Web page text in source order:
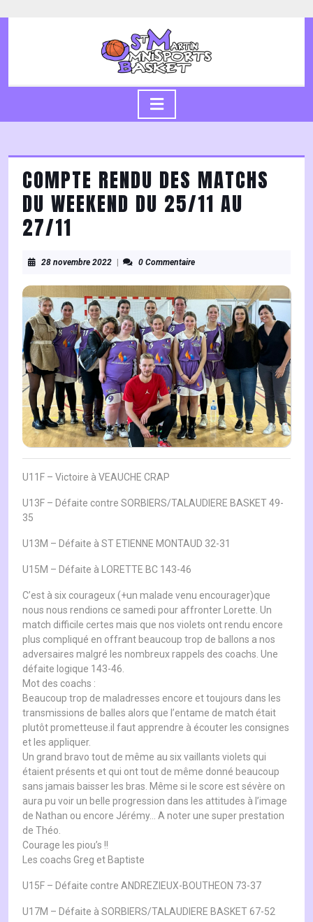
to
COMPTE RENDU DES MATCHS
DU WEEKEND DU 25/11 AU
27/11
28 novembre 202228
2022
0 Commentaire
U11F – Victoire à VEAUCHE CRAP
U13F – Défaite contre SORBIERS/TALAUDIERE BASKET 49-
35
U13M – Défaite à ST ETIENNE MONTAUD 32-31
U15M – Défaite à LORETTE BC 143-46
C’est à six courageux (+un malade venu encourager)que
nous nous rendions ce samedi pour affronter Lorette. Un
match difficile certes mais que nos violets ont rendu encore
plus compliqué en offrant beaucoup trop de ballons a nos
adversaires malgré les nombreux rappels des coachs. Une
défaite logique 143-46.
Mot des coachs :
Beaucoup trop de maladresses encore et toujours dans les
transmissions de balles alors que l’entame de match était
plutôt prometteuse.il faut apprendre à écouter les consignes
et les appliquer.
Un grand bravo tout de même au six vaillants violets qui
étaient présents et qui ont tout de même donné beaucoup
sans jamais baisser les bras. Même si le score est sévère on
aura pu voir un belle progression dans les attitudes à l’image
de Nathan ou encore Jérémy… A noter une super prestation
de Théo.
Courage les piou’s !!
Les coachs Greg et Baptiste
U15F – Défaite contre ANDREZIEUX-BOUTHEON 73-37
U17M – Défaite à SORBIERS/TALAUDIERE BASKET 67-52